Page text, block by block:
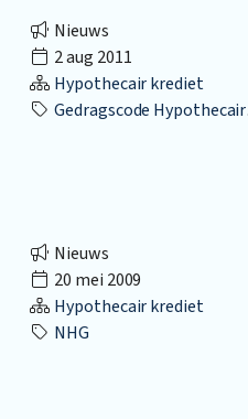
Nieuws
2 aug 2011
Hypothecair krediet
Gedragscode Hypothecaire Financieringen
Nieuws
20 mei 2009
Hypothecair krediet
NHG